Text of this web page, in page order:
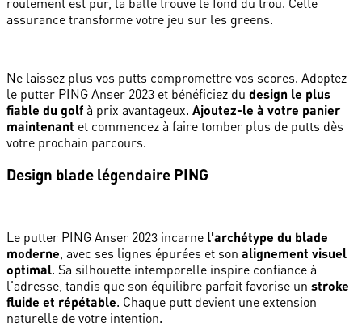
assurance transforme votre jeu sur les greens.
Ne laissez plus vos putts compromettre vos scores. Adoptez
le putter PING Anser 2023 et bénéficiez du design le plus
fiable du golf à prix avantageux. Ajoutez-le à votre panier
maintenant et commencez à faire tomber plus de putts dès
votre prochain parcours.
Design blade légendaire PING
Le putter PING Anser 2023 incarne l'archétype du blade
moderne, avec ses lignes épurées et son alignement visuel
optimal. Sa silhouette intemporelle inspire confiance à
l'adresse, tandis que son équilibre parfait favorise un stroke
fluide et répétable. Chaque putt devient une extension
naturelle de votre intention.